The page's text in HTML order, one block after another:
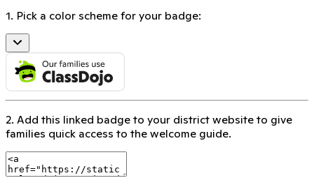
1. Pick a color scheme for your badge:
2. Add this linked badge to your district website to give
families quick access to the welcome guide.